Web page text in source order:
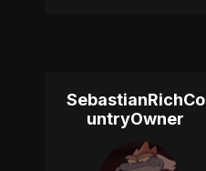
SebastianRichCo
untryOwner